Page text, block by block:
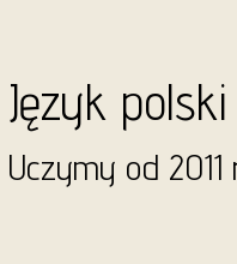
Język
Uczymy od 2011